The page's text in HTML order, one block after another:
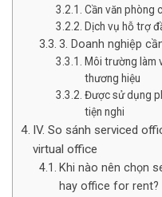
Cần văn phòng
Dịch vụ hỗ trợ
3. Doanh nghiệp
Môi trường làm
thương hiệu
Được sử dụng
tiện nghi
IV. So sánh serviced
virtual office
Khi nào nên chọn
hay office for rent?